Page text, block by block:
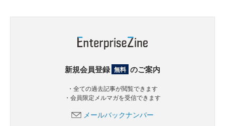
新規会員登録 無料 のご案内
・全ての過去記事が閲覧できます
・会員限定メルマガを受信できます
メールバックナンバー